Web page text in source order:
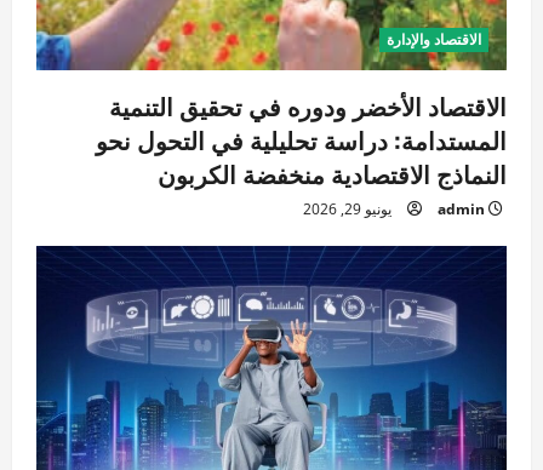
الاقتصاد والإدارة
الاقتصاد الأخضر ودوره في تحقيق التنمية
المستدامة: دراسة تحليلية في التحول نحو
النماذج الاقتصادية منخفضة الكربون
admin يونيو 29, 2026